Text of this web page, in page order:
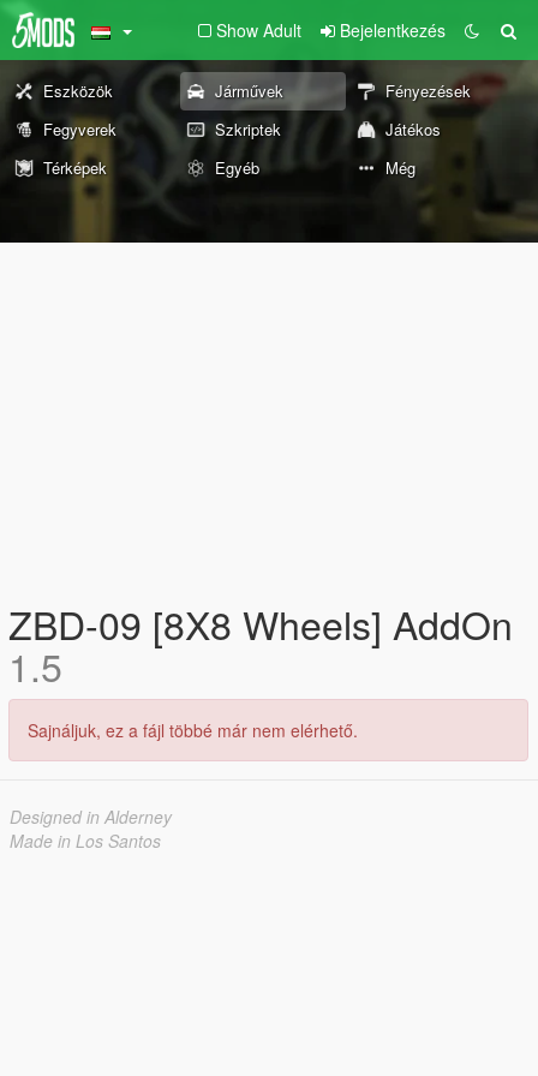
Show Adult Bejelentkezés
Eszközök Járművek
Fényezések
Fegyverek
Szkriptek
Játékos
Térképek
Egyéb Még
ZBD-09 [8X8 Wheels] AddOn
1.5
Sajnáljuk, ez a fájl többé már nem elérhető.
Designed in Alderney
Made in Los Santos